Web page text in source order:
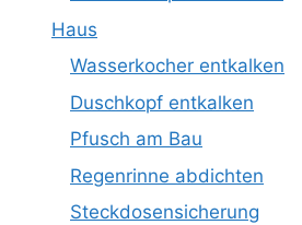
Haus
Wasserkocher entkalken
Duschkopf entkalken
Pfusch am Bau
Regenrinne abdichten
Steckdosensicherung